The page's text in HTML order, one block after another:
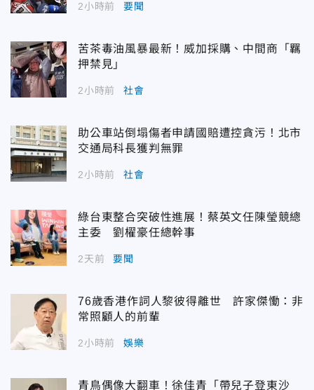
2小時前 要聞
苦茶毒油風暴最新！威加採購、中間商「羈
押禁見」
2小時前 社會
助公車站倒塌傷者申請國賠遭控貪污！北市
交通局科長獲判無罪
2小時前 社會
綠台東整合突破性進展！蔡英文任陳瑩競總
主委 劉櫂豪任總幹事
2天前 要聞
76歲香港作詞人黎彼得離世 許家傑慟：非
常照顧人的前輩
2小時前 娛樂
青鳥偶像大翻車！徐佳青「帶兒子登東沙